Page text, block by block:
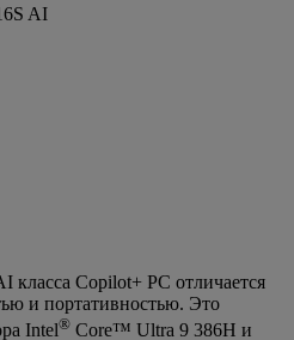
AI
класса Copilot+ PC отличается
и портативностью. Это
Intel® Core™ Ultra 9 386H и